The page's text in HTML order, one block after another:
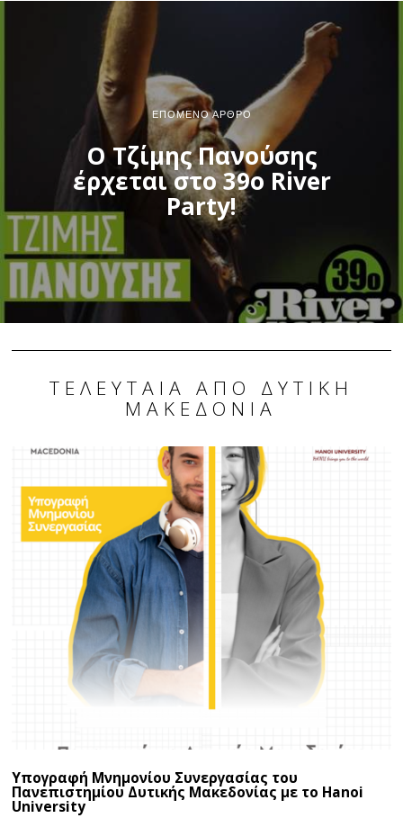
ΕΠΌΜΕΝΟ ΆΡΘΡΟ
Ο Τζίμης Πανούσης
έρχεται στο 39ο River
Party!
ΤΕΛΕΥΤΑΊΑ ΑΠΌ ΔΥΤΙΚΉ
ΜΑΚΕΔΟΝΊΑ
Υπογραφή Μνημονίου Συνεργασίας του
Πανεπιστημίου Δυτικής Μακεδονίας με το Hanoi
University